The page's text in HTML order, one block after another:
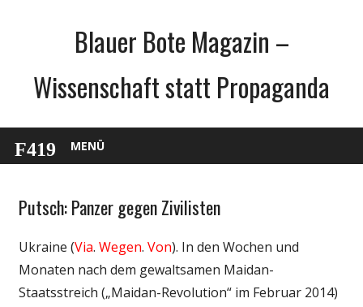
Blauer Bote Magazin –
Wissenschaft statt Propaganda
MENÜ
Gesellschaft
Politik
Wissenschaft
Putsch: Panzer gegen Zivilisten
Ukraine (Via. Wegen. Von). In den Wochen und
Monaten nach dem gewaltsamen Maidan-
Staatsstreich („Maidan-Revolution“ im Februar 2014)